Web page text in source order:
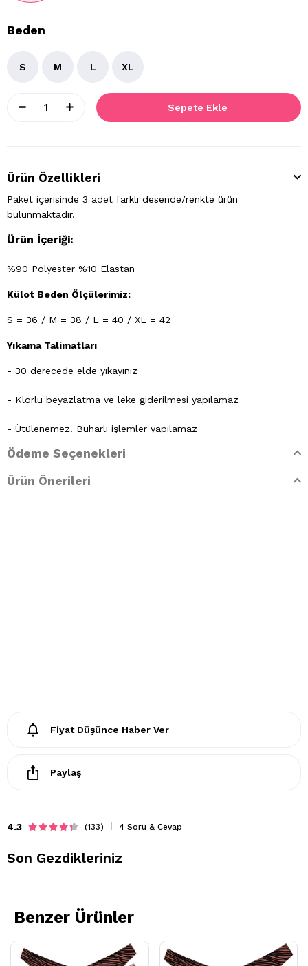
Beden
S M L XL
Ürün Özellikleri
Paket içerisinde 3 adet farklı desende/renkte ürün
bulunmaktadır.
Ürün İçeriği:
%90 Polyester %10 Elastan
Külot Beden Ölçülerimiz:
S = 36 / M = 38 / L = 40 / XL = 42
Yıkama Talimatları
- 30 derecede elde yıkayınız
- Klorlu beyazlatma ve leke giderilmesi yapılamaz
- Ütülenemez. Buharlı işlemler yapılamaz
- Kuru temizleme işlemine izin verilemez.
- Lekelerin çözücülerle giderilmesine izin verilmez
Ödeme Seçenekleri
Ürün Önerileri
Fiyat Düşünce Haber Ver
Paylaş
4.3 (133) 4 Soru & Cevap
Son Gezdikleriniz
Benzer Ürünler